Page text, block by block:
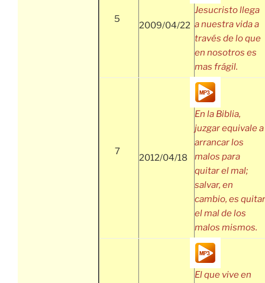
5
2009/04/22
Jesucristo llega
a nuestra vida a
través de lo que
en nosotros es
mas frágil.
7
2012/04/18
En la Biblia,
juzgar equivale a
arrancar los
malos para
quitar el mal;
salvar, en
cambio, es quitar
el mal de los
malos mismos.
El que vive en